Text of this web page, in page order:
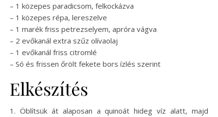
– 1 közepes paradicsom, felkockázva
– 1 közepes répa, lereszelve
– 1 marék friss petrezselyem, apróra vágva
– 2 evőkanál extra szűz olívaolaj
– 1 evőkanál friss citromlé
– Só és frissen őrölt fekete bors ízlés szerint
Elkészítés
1. Öblítsük át alaposan a quinoát hideg víz alatt, majd